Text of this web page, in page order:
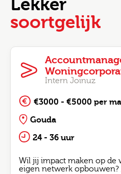
Lekker
soortgelijk
Intern Joinuz
€3000 - €5000 per
Gouda
24 - 36 uur
Wil jij impact maken op de
eigen netwerk